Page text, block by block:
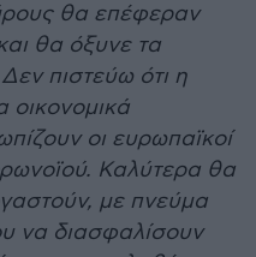
θα επέφεραν
θα όξυνε τα
πιστεύω ότι η
οικονομικά
οι ευρωπαϊκοί
Καλύτερα θα
με πνεύμα
να διασφαλίσουν